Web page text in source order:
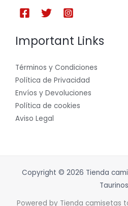
Important Links
Términos y Condiciones
Política de Privacidad
Envíos y Devoluciones
Política de cookies
Aviso Legal
Copyright © 2026 Tienda
Taurinos
Powered by Tienda camisetas